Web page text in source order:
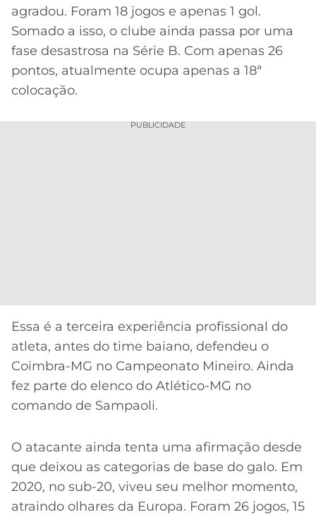
agradou. Foram 18 jogos e apenas 1 gol.
Somado a isso, o clube ainda passa por uma
fase desastrosa na Série B. Com apenas 26
pontos, atualmente ocupa apenas a 18ª
colocação.
PUBLICIDADE
Essa é a terceira experiência profissional do
atleta, antes do time baiano, defendeu o
Coimbra-MG no Campeonato Mineiro. Ainda
fez parte do elenco do Atlético-MG no
comando de Sampaoli.
O atacante ainda tenta uma afirmação desde
que deixou as categorias de base do galo. Em
2020, no sub-20, viveu seu melhor momento,
atraindo olhares da Europa. Foram 26 jogos, 15